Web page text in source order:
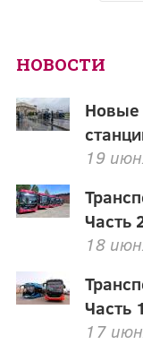
НОВОСТИ
Новые
19
Часть
18
Часть
17